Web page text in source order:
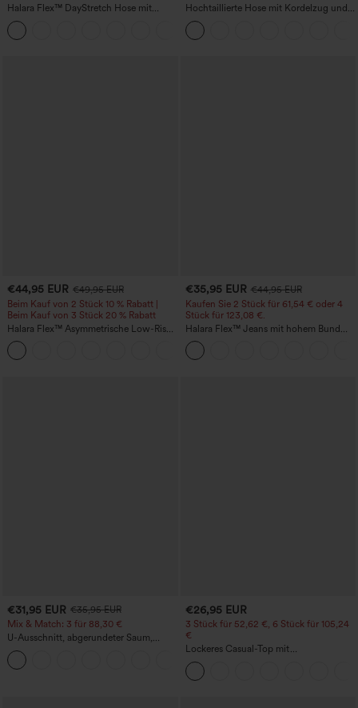
Halara Flex™ DayStretch Hose mit
mittlerer Bundhöhe, seitlicher
Reißverschlusstasche und
Work‑Flare‑Schnitt
Hochtaillierte Hose mit Kordelzug und
Taschen, weitem Bein, lässig und locker
in Leinenoptik
€44,95 EUR €49,95 EUR
Beim Kauf von 2 Stück 10 % Rabatt |
Beim Kauf von 3 Stück 20 % Rabatt
Halara Flex™ Asymmetrische Low-Rise-
Jeans mit Reißverschlusstaschen,
Baggy-Stil, weitem Bein, gewaschen,
lässig
€35,95 EUR €44,95 EUR
Kaufen Sie 2 Stück für 61,54 € oder 4
Stück für 123,08 €.
Halara Flex™ Jeans mit hohem Bund
und Taschen, gewaschener, lässiger
Bootcut
€31,95 EUR €35,95 EUR
Mix & Match: 3 für 88,30 €
U-Ausschnitt, abgerundeter Saum,
InstantCool Yoga-Trägertop – UPF50+
€26,95 EUR
3 Stück für 52,62 €, 6 Stück für 105,24
€
Lockeres Casual-Top mit
Rundhalsausschnitt und
Fledermausärmeln